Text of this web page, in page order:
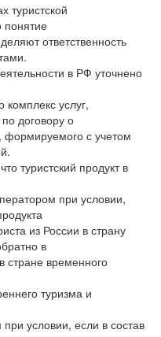
туристской
понятие
ответственность
в РФ уточнено
комплекс услуг,
договору о
формируемого с учетом
туристский продукт в
при условии,
из России в страну
в
стране временного
туризма и
условии, если в состав